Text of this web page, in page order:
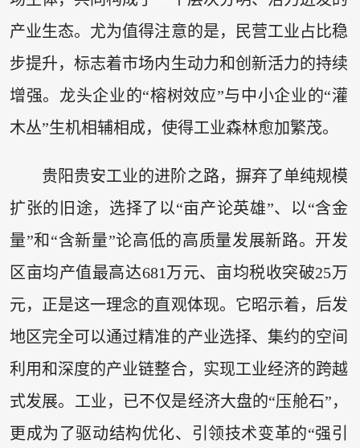
产业生态。尤为值得注意的是，民营工业占比稳
步提升，标志着市场内生动力和创新活力的持续
增强。龙头企业的“榕树效应”与中小企业的“灌
木丛”生机相辅相成，使得工业森林愈加繁茂。
贵阳贵安工业的进阶之路，摒弃了单纯规模
扩张的旧途，选择了以“亩产论英雄”、以“含金
量”和“含新量”论高低的高质量发展新路。开发
区亩均产值最高达681万元、亩均税收突破25万
元，正是这一理念的直观体现。它昭示着，后发
地区完全可以通过精准的产业选择、集约的空间
利用和深度的产业链整合，实现工业经济的跨越
式发展。工业，已不仅是经济大盘的“压舱石”，
更成为了驱动结构优化、引领技术变革的“强引